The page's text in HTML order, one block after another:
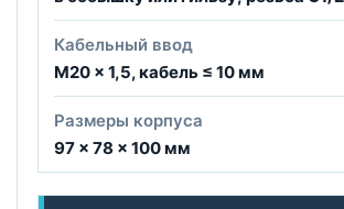
Кабельный ввод
M20 × 1,5, кабель ≤ 10 мм
Размеры корпуса
97 × 78 × 100 мм